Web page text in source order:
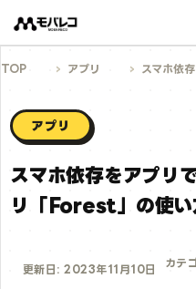
ツ
ス
TOP アプリ スマホ依存を
アプリ
スマホ依存をアプリ
リ「Forest」の使い
更新日: 2023年11月10日
カテ